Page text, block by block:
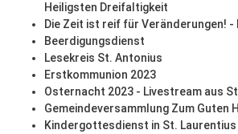
Heiligsten Dreifaltigkeit
Die Zeit ist reif für Veränderungen! -
Beerdigungsdienst
Lesekreis St. Antonius
Erstkommunion 2023
Osternacht 2023 - Livestream aus
Gemeindeversammlung Zum Guten
Kindergottesdienst in St. Laurentius